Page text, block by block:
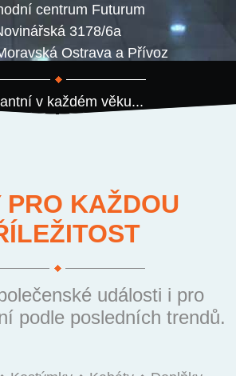
centrum Futurum
3178/6a
Ostrava a Přívoz
v každém věku...
PRO KAŽDOU
události i pro
podle posledních trendů.